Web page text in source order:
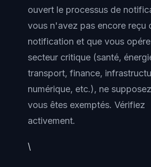
ouvert le processus de
vous n'avez pas encore reçu
notification et que vous
secteur critique (santé,
transport, finance,
numérique, etc.), ne
vous êtes exemptés. Vérifiez
activement.
\